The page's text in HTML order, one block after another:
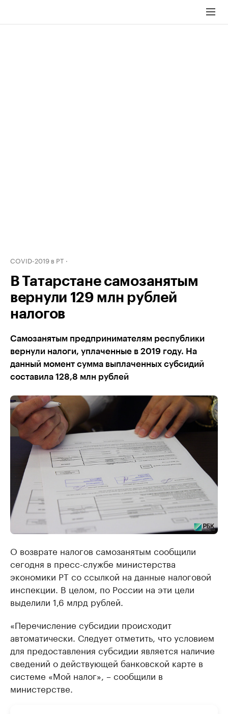
COVID-2019 в РТ
В Татарстане самозанятым
вернули 129 млн рублей
налогов
Самозанятым предпринимателям республики
вернули налоги, уплаченные в 2019 году. На
данный момент сумма выплаченных субсидий
составила 128,8 млн рублей
О возврате налогов самозанятым сообщили
сегодня в пресс-службе министерства
экономики РТ со ссылкой на данные налоговой
инспекции. В целом, по России на эти цели
выделили 1,6 млрд рублей.
«Перечисление субсидии происходит
автоматически. Следует отметить, что условием
для предоставления субсидии является наличие
сведений о действующей банковской карте в
системе «Мой налог», – сообщили в
министерстве.